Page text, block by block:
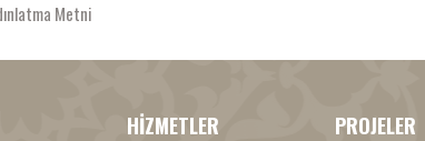
Metni
HİZMETLER PROJELER